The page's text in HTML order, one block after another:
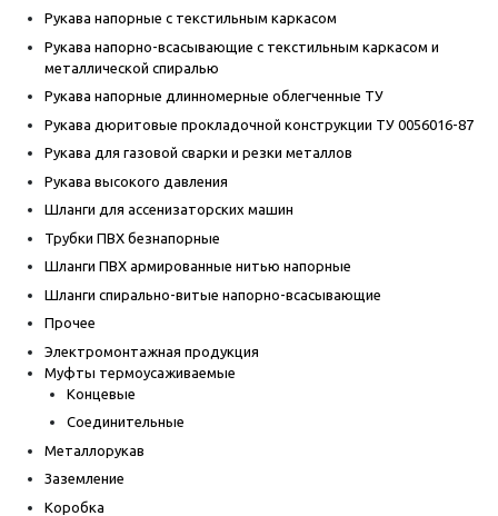
Рукава напорные с текстильным каркасом
Рукава напорно-всасывающие с текстильным каркасом и
металлической спиралью
Рукава напорные длинномерные облегченные ТУ
Рукава дюритовые прокладочной конструкции ТУ 0056016-87
Рукава для газовой сварки и резки металлов
Рукава высокого давления
Шланги для ассенизаторских машин
Трубки ПВХ безнапорные
Шланги ПВХ армированные нитью напорные
Шланги спирально-витые напорно-всасывающие
Прочее
Электромонтажная продукция
Муфты термоусаживаемые
Концевые
Соединительные
Металлорукав
Заземление
Коробка